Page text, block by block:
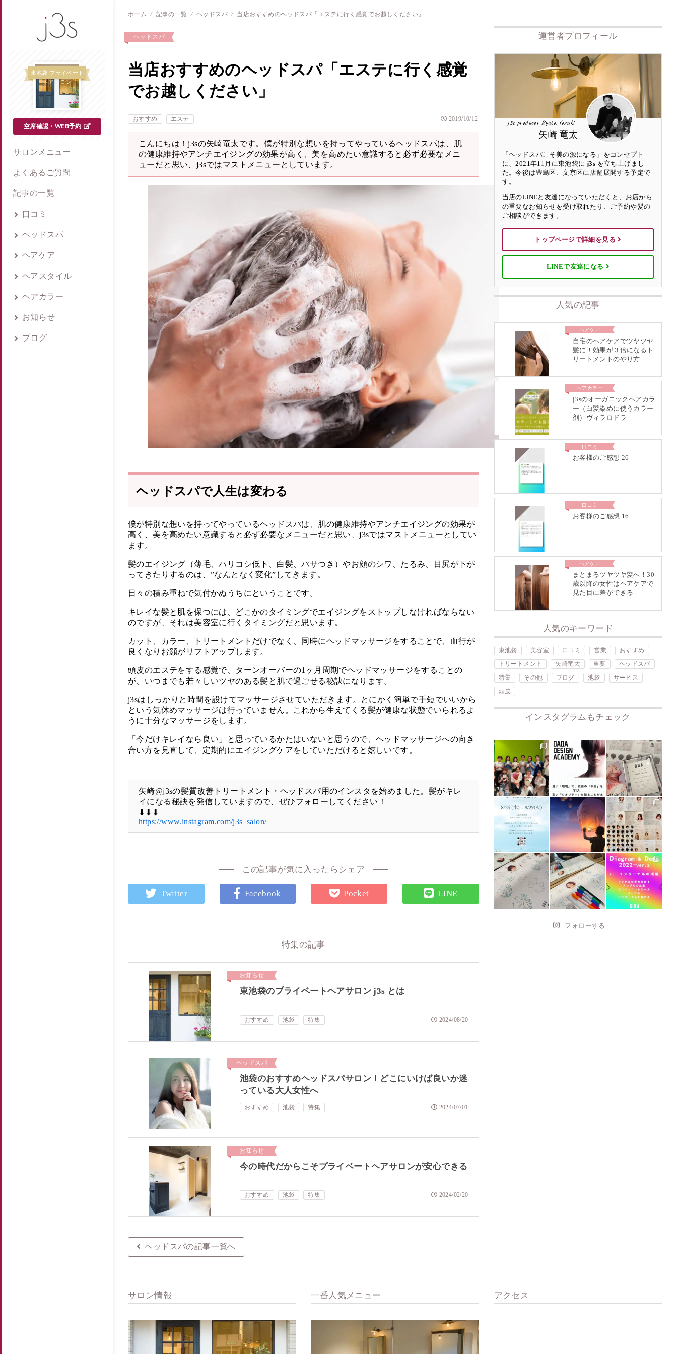
東池袋 プライベート
ヘアサロン
空席確認・WEB予約
サロンメニュー
よくあるご質問
記事の一覧
口コミ
ヘッドスパ
ヘアケア
ヘアスタイル
ヘアカラー
お知らせ
ブログ
ホーム ⁄ 記事の一覧 ⁄ ヘッドスパ ⁄ 当店おすすめのヘッドスパ「エステに行く感覚でお越しください」
ヘッドスパ
当店おすすめのヘッドスパ「エステに行く感覚
でお越しください」
おすすめ エステ 2019/10/12
こんにちは！j3sの矢崎竜太です。僕が特別な想いを持ってやっているヘッドスパは、肌
の健康維持やアンチエイジングの効果が高く、美を高めたい意識すると必ず必要なメニ
ューだと思い、j3sではマストメニューとしています。
ヘッドスパで人生は変わる
僕が特別な想いを持ってやっているヘッドスパは、肌の健康維持やアンチエイジングの効果が
高く、美を高めたい意識すると必ず必要なメニューだと思い、j3sではマストメニューとしてい
ます。
髪のエイジング（薄毛、ハリコシ低下、白髪、パサつき）やお顔のシワ、たるみ、目尻が下が
ってきたりするのは、”なんとなく変化”してきます。
日々の積み重ねで気付かぬうちにということです。
キレイな髪と肌を保つには、どこかのタイミングでエイジングをストップしなければならない
のですが、それは美容室に行くタイミングだと思います。
カット、カラー、トリートメントだけでなく、同時にヘッドマッサージをすることで、血行が
良くなりお顔がリフトアップします。
頭皮のエステをする感覚で、ターンオーバーの1ヶ月周期でヘッドマッサージをすることの
が、いつまでも若々しいツヤのある髪と肌で過ごせる秘訣になります。
j3sはしっかりと時間を設けてマッサージさせていただきます。とにかく簡単で手短でいいから
という気休めマッサージは行っていません。これから生えてくる髪が健康な状態でいられるよ
うに十分なマッサージをします。
「今だけキレイなら良い」と思っているかたはいないと思うので、ヘッドマッサージへの向き
合い方を見直して、定期的にエイジングケアをしていただけると嬉しいです。
矢崎@j3sの髪質改善トリートメント・ヘッドスパ用のインスタを始めました。髪がキレ
イになる秘訣を発信していますので、ぜひフォローしてください！
⬇︎⬇︎⬇︎
https://www.instagram.com/j3s_salon/
この記事が気に入ったらシェア
Twitter Facebook Pocket LINE
特集の記事
お知らせ
東池袋のプライベートヘアサロン j3s とは
おすすめ 池袋 特集 2024/08/20
ヘッドスパ
池袋のおすすめヘッドスパサロン！どこにいけば良いか迷
っている大人女性へ
おすすめ 池袋 特集 2024/07/01
お知らせ
今の時代だからこそプライベートヘアサロンが安心できる
おすすめ 池袋 特集 2024/02/20
ヘッドスパの記事一覧へ
運営者プロフィール
j3s producer Ryuta Yazaki
矢崎 竜太
「ヘッドスパこそ美の源になる」をコンセプト
に、2021年11月に東池袋にj3s を立ち上げまし
た。今後は豊島区、文京区に店舗展開する予定で
す。
当店のLINEと友達になっていただくと、お店から
の重要なお知らせを受け取れたり、ご予約や髪の
ご相談ができます。
トップページで詳細を見る
LINEで友達になる
人気の記事
ヘアケア
自宅のヘアケアでツヤツヤ
髪に！効果が３倍になるト
リートメントのやり方
ヘアカラー
j3sのオーガニックヘアカラ
ー（白髪染めに使うカラー
剤）ヴィラロドラ
口コミ
お客様のご感想 26
口コミ
お客様のご感想 16
ヘアケア
まとまるツヤツヤ髪へ！30
歳以降の女性はヘアケアで
見た目に差ができる
人気のキーワード
東池袋 美容室 口コミ 営業
おすすめ
トリートメント
矢崎竜太 重要
ヘッドスパ
特集
その他 ブログ 池袋
サービス
頭皮
インスタグラムもチェック
フォローする
サロン情報 一番人気メニュー アクセス